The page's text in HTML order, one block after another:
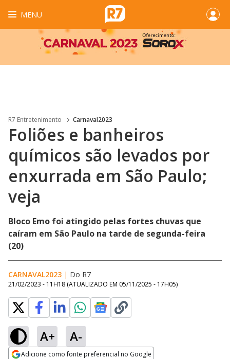
MENU
R7 Entretenimento Carnaval2023
Foliões e banheiros
químicos são levados por
enxurrada em São Paulo;
veja
Bloco Emo foi atingido pelas fortes chuvas que
caíram em São Paulo na tarde de segunda-feira
(20)
CARNAVAL2023 | Do R7
21/02/2023 - 11H18 (ATUALIZADO EM 05/11/2025 - 17H05)
A+ A-
Adicione como fonte preferencial no Google